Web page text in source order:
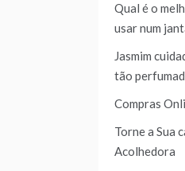
Qual é o
usar num
Jasmim
tão
Compras
Torne a Sua
Acolhedora